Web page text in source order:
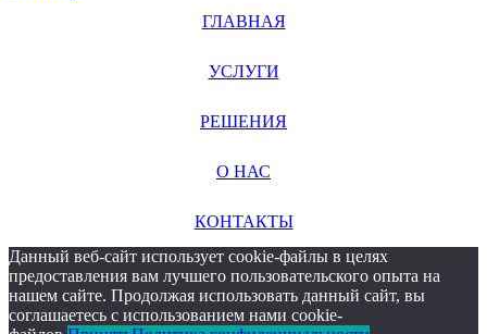
ГЛАВНАЯ
УСЛУГИ
РЕШЕНИЯ
О НАС
КОНТАКТЫ
Данный веб-сайт использует cookie-файлы в целях
предоставления вам лучшего пользовательского опыта на
нашем сайте. Продолжая использовать данный сайт, вы
соглашаетесь с использованием нами cookie-